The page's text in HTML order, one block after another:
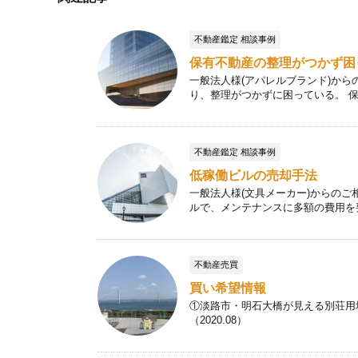
不動産鑑定 相談事例
保有不動産の整理がつかず
一般法人様(アパレルブランド)から
り、整理がつかずに困っている。
不動産鑑定 相談事例
低稼働ビルの売却手法
一般法人様(文具メーカー)からのご
ルで、メンテナンスに多額の費用
不動産売買
買い希望情報
①淡路市・明石大橋が見える別荘
（2020.08）